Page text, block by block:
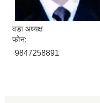
वडा अध्यक्ष
फोन:
9847258891